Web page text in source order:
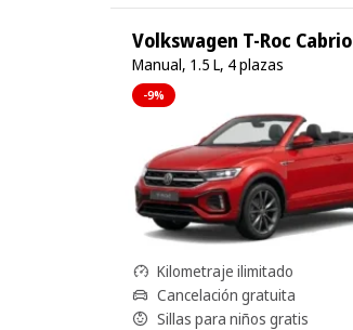
Volkswagen T-Roc Cabrio
Manual, 1.5 L, 4 plazas
-9%
Kilometraje ilimitado
Cancelación gratuita
Sillas para niños gratis